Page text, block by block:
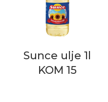
Sunce ulje 1l
KOM 15